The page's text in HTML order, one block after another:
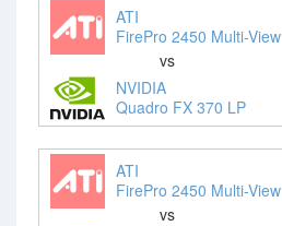
ATI
FirePro 2450 Multi-View
vs
NVIDIA
Quadro FX 370 LP
ATI
FirePro 2450 Multi-View
vs